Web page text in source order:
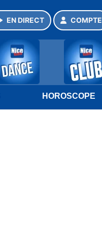
EN DIRECT COMPTE
HOROSCOPE